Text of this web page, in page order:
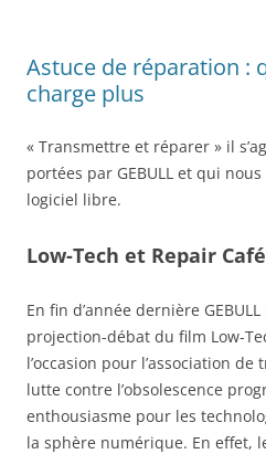
Astuce de réparation :
charge plus
« Transmettre et réparer » il
portées par GEBULL et qui
logiciel libre.
Low-Tech et Repair Café
En fin d’année dernière
projection-débat du film Low-
l’occasion pour l’association
lutte contre l’obsolescence
enthousiasme pour les
la sphère numérique. En effet,